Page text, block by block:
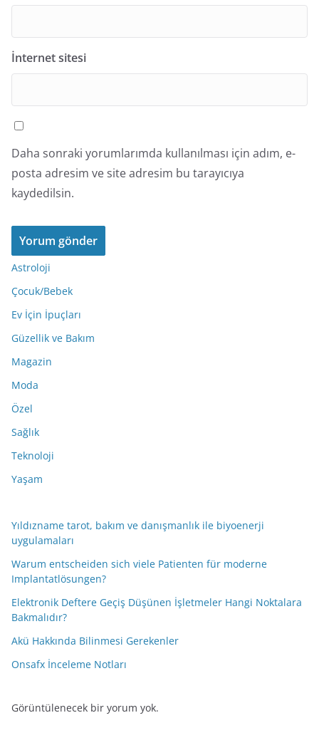
İnternet sitesi
Daha sonraki yorumlarımda kullanılması için adım, e-
posta adresim ve site adresim bu tarayıcıya
kaydedilsin.
Astroloji
Çocuk/Bebek
Ev İçin İpuçları
Güzellik ve Bakım
Magazin
Moda
Özel
Sağlık
Teknoloji
Yaşam
Yıldızname tarot, bakım ve danışmanlık ile biyoenerji
uygulamaları
Warum entscheiden sich viele Patienten für moderne
Implantatlösungen?
Elektronik Deftere Geçiş Düşünen İşletmeler Hangi Noktalara
Bakmalıdır?
Akü Hakkında Bilinmesi Gerekenler
Onsafx İnceleme Notları
Görüntülenecek bir yorum yok.